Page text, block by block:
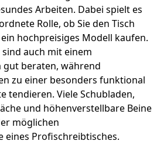
Arbeiten. Dabei spielt es
Rolle, ob Sie den Tisch
hochpreisiges Modell kaufen.
auch mit einem
gut beraten, während
zu einer besonders funktional
tendieren. Viele Schubladen,
und höhenverstellbare Beine
möglichen
Profischreibtisches.